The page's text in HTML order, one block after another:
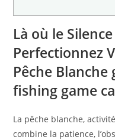
Là où le
Perfectionnez
Pêche Blanche
fishing game
La pêche blanche,
combine la patience,